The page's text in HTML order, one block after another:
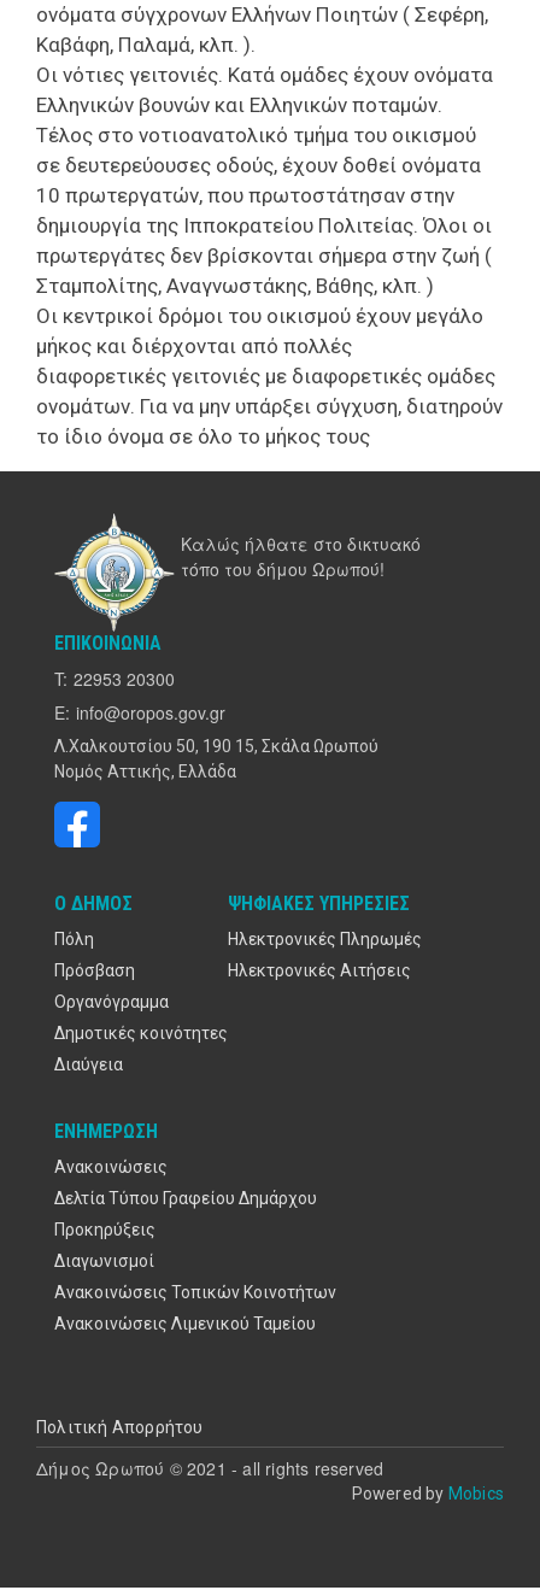
ονόματα σύγχρονων Ελλήνων Ποιητών ( Σεφέρη,
Καβάφη, Παλαμά, κλπ. ).
Οι νότιες γειτονιές. Κατά ομάδες έχουν ονόματα
Ελληνικών βουνών και Ελληνικών ποταμών.
Τέλος στο νοτιοανατολικό τμήμα του οικισμού
σε δευτερεύουσες οδούς, έχουν δοθεί ονόματα
10 πρωτεργατών, που πρωτοστάτησαν στην
δημιουργία της Ιπποκρατείου Πολιτείας. Όλοι οι
πρωτεργάτες δεν βρίσκονται σήμερα στην ζωή (
Σταμπολίτης, Αναγνωστάκης, Βάθης, κλπ. )
Οι κεντρικοί δρόμοι του οικισμού έχουν μεγάλο
μήκος και διέρχονται από πολλές
διαφορετικές γειτονιές με διαφορετικές ομάδες
ονομάτων. Για να μην υπάρξει σύγχυση, διατηρούν
το ίδιο όνομα σε όλο το μήκος τους
Καλώς ήλθατε στο δικτυακό
τόπο του δήμου Ωρωπού!
ΕΠΙΚΟΙΝΩΝΊΑ
T: 22953 20300
E: info@oropos.gov.gr
Λ.Χαλκουτσίου 50, 190 15, Σκάλα Ωρωπού
Νομός Αττικής, Ελλάδα
Ο ΔΉΜΟΣ
Πόλη
Πρόσβαση
Οργανόγραμμα
Δημοτικές κοινότητες
Διαύγεια
ΨΗΦΙΑΚΈΣ ΥΠΗΡΕΣΊΕΣ
Ηλεκτρονικές Πληρωμές
Ηλεκτρονικές Αιτήσεις
ΕΝΗΜΈΡΩΣΗ
Ανακοινώσεις
Δελτία Τύπου Γραφείου Δημάρχου
Προκηρύξεις
Διαγωνισμοί
Ανακοινώσεις Τοπικών Κοινοτήτων
Ανακοινώσεις Λιμενικού Ταμείου
Υποσέλιδο
Πολιτική Απορρήτου
Δήμος Ωρωπού © 2021 - all rights reserved
Powered by Mobics